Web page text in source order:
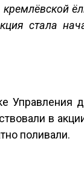
стала
в
поливали.